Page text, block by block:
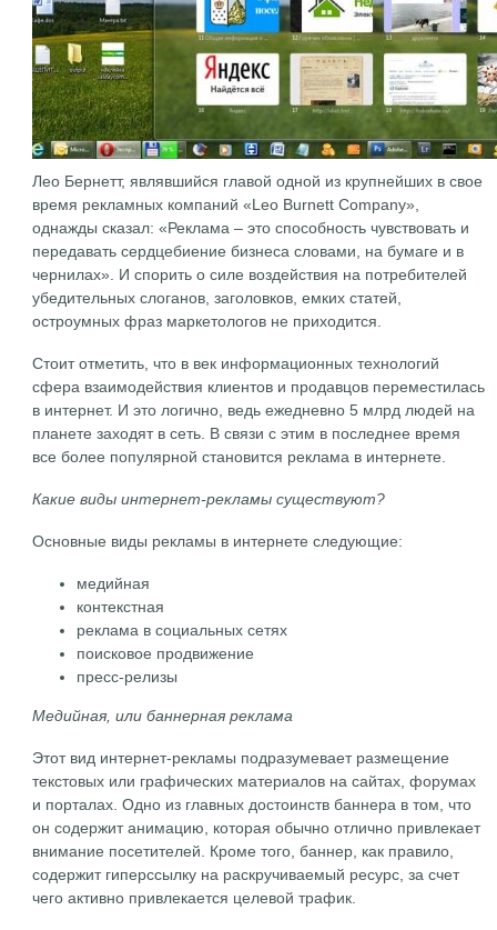
Лео Бернетт, являвшийся главой одной из крупнейших в свое
время рекламных компаний «Leo Burnett Company»,
однажды сказал: «Реклама – это способность чувствовать и
передавать сердцебиение бизнеса словами, на бумаге и в
чернилах». И спорить о силе воздействия на потребителей
убедительных слоганов, заголовков, емких статей,
остроумных фраз маркетологов не приходится.
Стоит отметить, что в век информационных технологий
сфера взаимодействия клиентов и продавцов переместилась
в интернет. И это логично, ведь ежедневно 5 млрд людей на
планете заходят в сеть. В связи с этим в последнее время
все более популярной становится реклама в интернете.
Какие виды интернет-рекламы существуют?
Основные виды рекламы в интернете следующие:
медийная
контекстная
реклама в социальных сетях
поисковое продвижение
пресс-релизы
Медийная, или баннерная реклама
Этот вид интернет-рекламы подразумевает размещение
текстовых или графических материалов на сайтах, форумах
и порталах. Одно из главных достоинств баннера в том, что
он содержит анимацию, которая обычно отлично привлекает
внимание посетителей. Кроме того, баннер, как правило,
содержит гиперссылку на раскручиваемый ресурс, за счет
чего активно привлекается целевой трафик.